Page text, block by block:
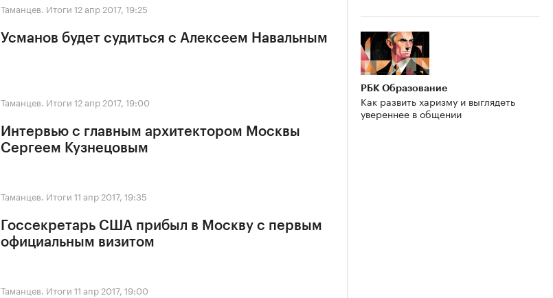
Таманцев. Итоги 12 апр 2017, 19:25
Усманов будет судиться с Алексеем Навальным
Таманцев. Итоги 12 апр 2017, 19:00
Интервью с главным архитектором Москвы
Сергеем Кузнецовым
Таманцев. Итоги 11 апр 2017, 19:35
Госсекретарь США прибыл в Москву с первым
официальным визитом
Таманцев. Итоги 11 апр 2017, 19:00
РБК Образование
Как развить харизму и выглядеть
увереннее в общении